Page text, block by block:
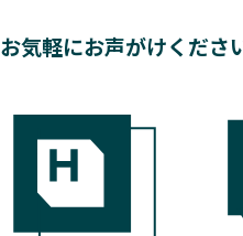
お気軽にお声がけくださ